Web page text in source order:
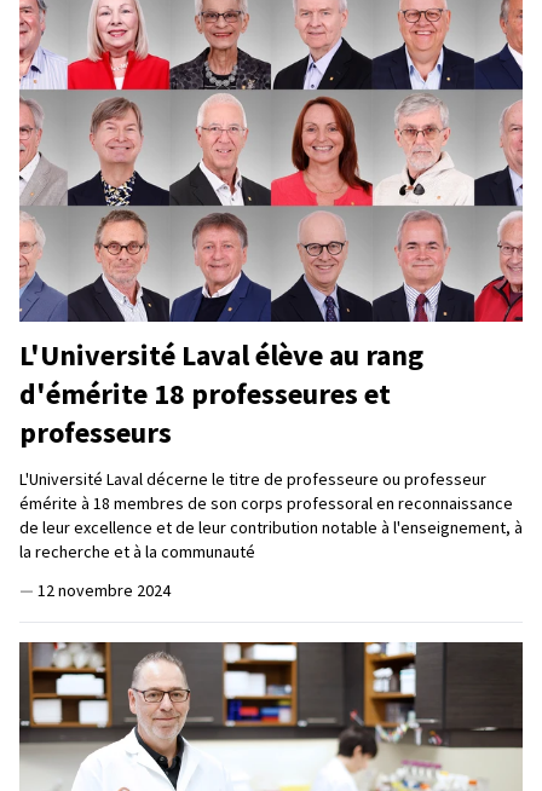
L'Université Laval élève au rang
d'émérite 18 professeures et
professeurs
L'Université Laval décerne le titre de professeure ou professeur
émérite à 18 membres de son corps professoral en reconnaissance
de leur excellence et de leur contribution notable à l'enseignement, à
la recherche et à la communauté
— 12 novembre 2024